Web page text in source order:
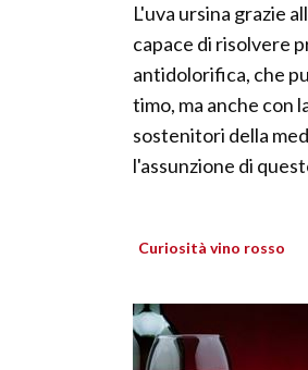
L'uva ursina grazie
capace di risolvere
antidolorifica, che
timo, ma anche con
sostenitori della
l'assunzione di
Curiosità vino rosso